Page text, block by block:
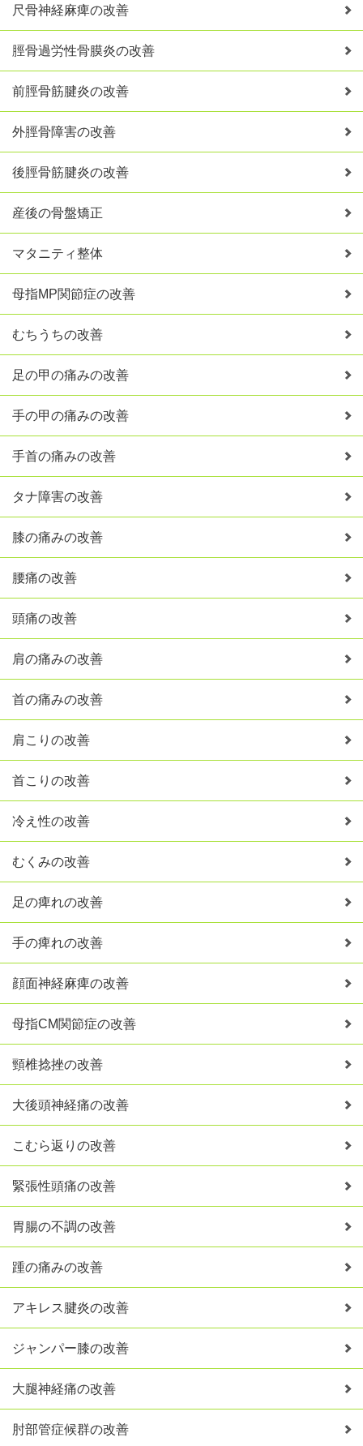
尺骨神経麻痺の改善
脛骨過労性骨膜炎の改善
前脛骨筋腱炎の改善
外脛骨障害の改善
後脛骨筋腱炎の改善
産後の骨盤矯正
マタニティ整体
母指MP関節症の改善
むちうちの改善
足の甲の痛みの改善
手の甲の痛みの改善
手首の痛みの改善
タナ障害の改善
膝の痛みの改善
腰痛の改善
頭痛の改善
肩の痛みの改善
首の痛みの改善
肩こりの改善
首こりの改善
冷え性の改善
むくみの改善
足の痺れの改善
手の痺れの改善
顔面神経麻痺の改善
母指CM関節症の改善
頸椎捻挫の改善
大後頭神経痛の改善
こむら返りの改善
緊張性頭痛の改善
胃腸の不調の改善
踵の痛みの改善
アキレス腱炎の改善
ジャンパー膝の改善
大腿神経痛の改善
肘部管症候群の改善